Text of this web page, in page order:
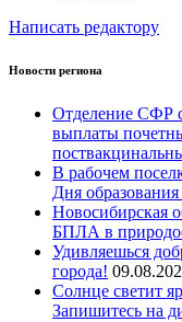
Написать редактору
Новости региона
Отделение СФР с
выплаты
В рабочем
Дня
Новосибирская
БПЛА в
Удивляешься
города!
Солнце светит
Запишитесь на